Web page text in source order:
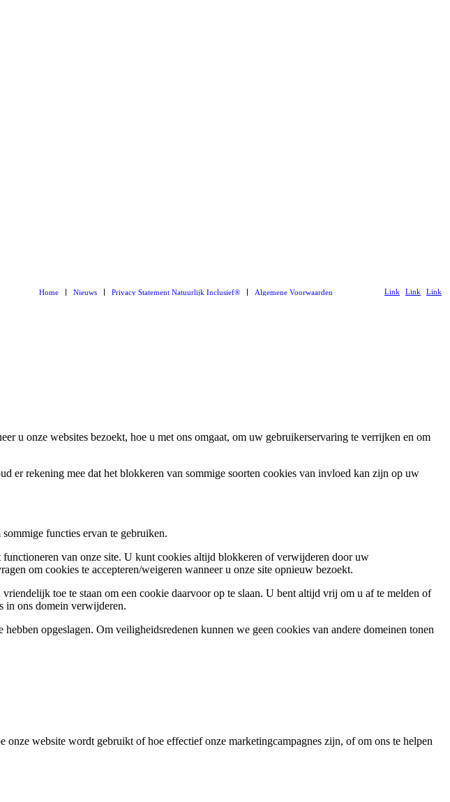
Link Link Link
Home Nieuws Privacy Statement Natuurlijk Inclusief® Algemene Voorwaarden
u onze websites bezoekt, hoe u met ons omgaat, om uw gebruikerservaring te verrijken en om
rekening mee dat het blokkeren van sommige soorten cookies van invloed kan zijn op uw
functies ervan te gebruiken.
van onze site. U kunt cookies altijd blokkeren of verwijderen door uw
om cookies te accepteren/weigeren wanneer u onze site opnieuw bezoekt.
toe te staan om een cookie daarvoor op te slaan. U bent altijd vrij om u af te melden of
in ons domein verwijderen.
opgeslagen. Om veiligheidsredenen kunnen we geen cookies van andere domeinen tonen
website wordt gebruikt of hoe effectief onze marketingcampagnes zijn, of om ons te helpen